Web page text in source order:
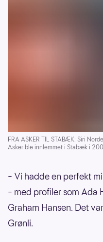
FRA ASKER TIL STABÆK: Siri
Asker ble innlemmet i Stabæk i
– Vi hadde en perfekt
– med profiler som Ada
Graham Hansen. Det
Grønli.